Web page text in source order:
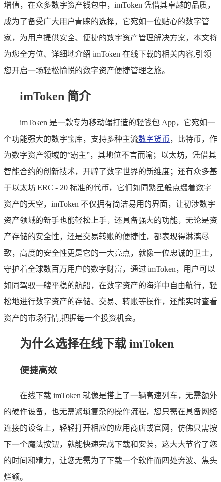
增值，在众多数字资产钱包中，imToken 凭借其卓越的品质，
成为了备受广大用户青睐的选择，它宛如一位贴心的数字管
家，为用户提供安全、便捷的数字资产管理解决方案，本文将
为您全方位、详细地介绍 imToken 在线下载的相关内容,引领
您开启一场轻松愉悦的数字资产便捷管理之旅。
imToken 简介
imToken 是一款专为移动端打造的轻钱包 App，它宛如一
个功能强大的数字宝库，支持多种主流数字货币 ，比特币，作
为数字资产领域的“霸主”，其地位不言而喻；以太坊，凭借其
智能合约的创新技术，开辟了数字世界的新维度；还有众多基
于以太坊 ERC - 20 标准的代币，它们如同繁星般点缀着数字
资产的天空，imToken 不仅拥有简洁易用的界面，让初涉数字
资产领域的新手也能轻松上手，还具备强大的功能，无论是资
产存储的安全性，还是交易转账的便捷性，都表现得淋漓尽
致，高度的安全性更是它的一大亮点，就像一位忠诚的卫士，
守护着全球数百万用户的数字财富，通过 imToken，用户可以
如同驾驭一艘平稳的航船，在数字资产的海洋中自由航行，轻
松地进行数字资产的存储、交易、转账等操作，还能实时查看
资产的市场行情,把握每一个投资机会。
为什么选择在线下载 imToken
便捷高效
在线下载 imToken 就像是搭上了一辆高速列车，无需额外
的硬件设备，也无需繁琐复杂的操作流程，您只需在具备网络
连接的设备上，轻轻打开相应的应用商店或官网，仿佛只需按
下一个魔法按钮，就能快速完成下载和安装，这大大节省了您
的时间和精力，让您无需为了下载一个软件而四处奔波、焦头
烂额。